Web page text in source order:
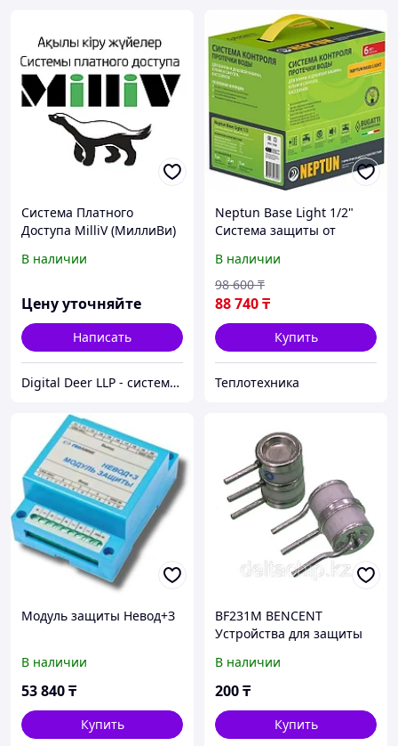
Система Платного
Доступа MilliV (МиллиВи)
В наличии
Цену уточняйте
Написать
Digital Deer LLP - системы автоматизации и безопасности
Neptun Base Light 1/2"
Система защиты от
В наличии
88 740₸
98 600 ₸
Купить
Теплотехника
Модуль защиты Невод+З
В наличии
53 840₸
Купить
BF231M BENCENT
Устройства для защиты
В наличии
200₸
Купить